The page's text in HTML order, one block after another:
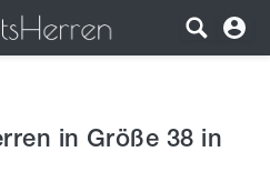
in Größe 38 in